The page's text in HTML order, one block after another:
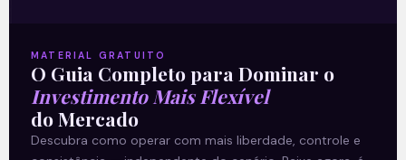
MATERIAL GRATUITO
O Guia Completo para Dominar o
Investimento Mais Flexível
do Mercado
Descubra como operar com mais liberdade, controle e